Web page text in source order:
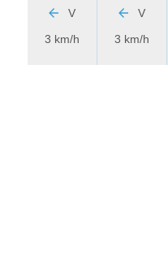
V
3 km/h
V
3 km/h